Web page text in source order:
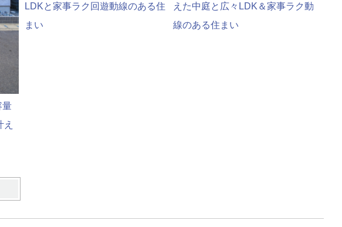
量
LDKと家事ラク回遊動線のある住
まい
えた中庭と広々LDK＆家事ラク動
線のある住まい